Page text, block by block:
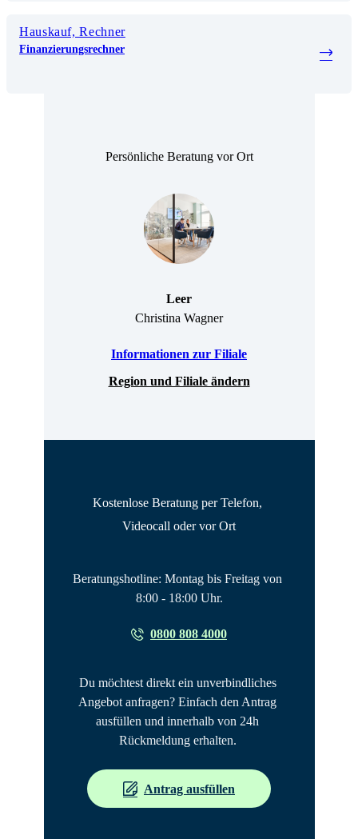
Hauskauf, Rechner
Finanzierungsrechner
Persönliche Beratung vor Ort
Leer
Christina Wagner
Informationen zur Filiale
Region und Filiale ändern
Kostenlose Beratung per Telefon,
Videocall oder vor Ort
Beratungshotline: Montag bis Freitag von
8:00 - 18:00 Uhr.
0800 808 4000
Du möchtest direkt ein unverbindliches
Angebot anfragen? Einfach den Antrag
ausfüllen und innerhalb von 24h
Rückmeldung erhalten.
Antrag ausfüllen